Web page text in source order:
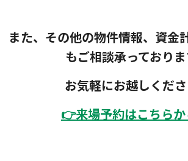
また、その他の物件情報、資金
もご相談承っており
お気軽にお越しくだ
👉来場予約はこちら